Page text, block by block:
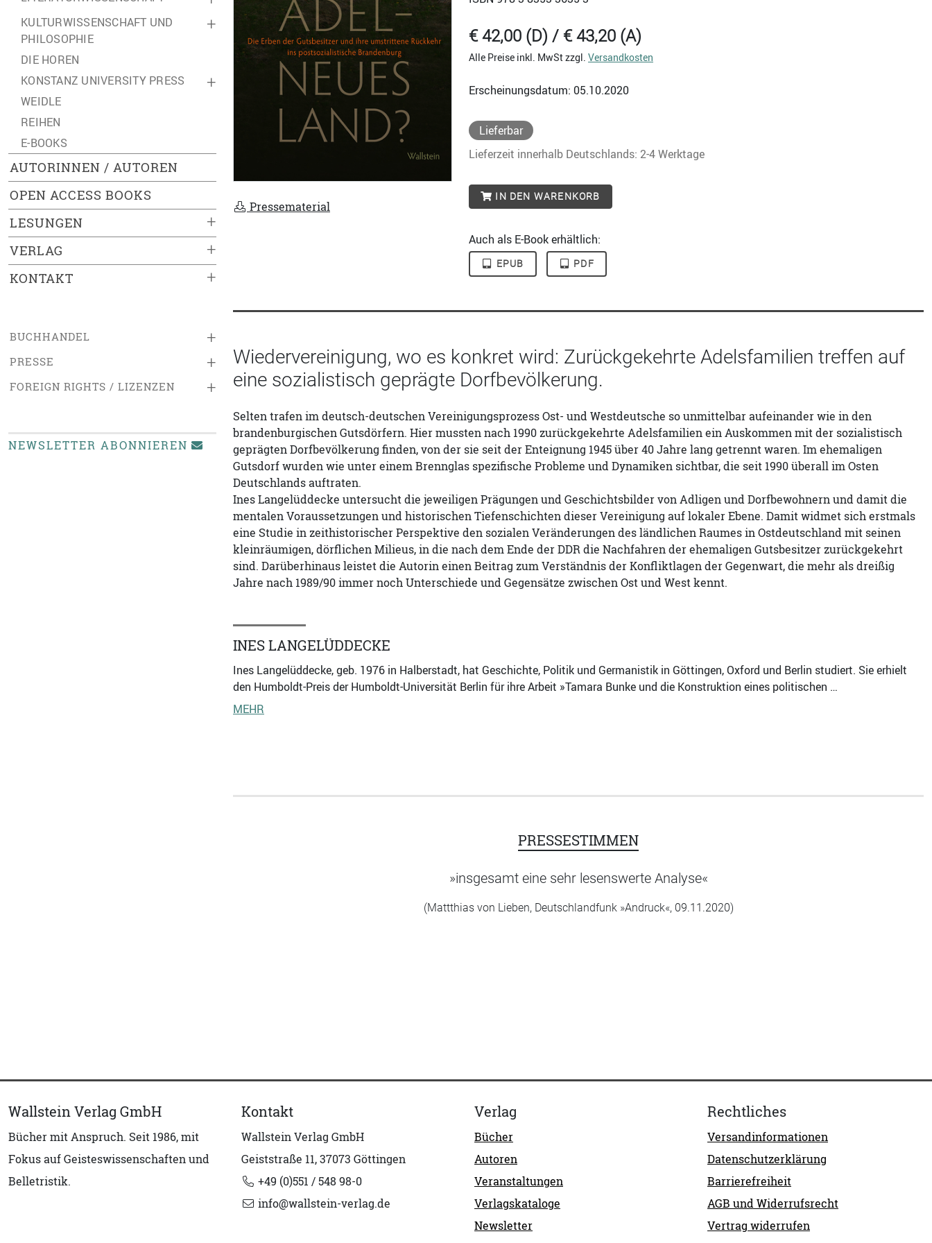
+
KULTURWISSENSCHAFT UND
PHILOSOPHIE
DIE HOREN
+
KONSTANZ UNIVERSITY PRESS
WEIDLE
REIHEN
E-BOOKS
AUTORINNEN / AUTOREN
OPEN ACCESS BOOKS
+
LESUNGEN
+
VERLAG
+
KONTAKT
+
BUCHHANDEL
+
PRESSE
+
FOREIGN RIGHTS / LIZENZEN
NEWSLETTER ABONNIEREN
Pressematerial
€ 42,00 (D) / € 43,20 (A)
Alle Preise inkl. MwSt zzgl. Versandkosten
Erscheinungsdatum: 05.10.2020
Lieferbar
Lieferzeit innerhalb Deutschlands: 2-4 Werktage
IN DEN WARENKORB
Auch als E-Book erhältlich:
EPUB PDF
Wiedervereinigung, wo es konkret wird: Zurückgekehrte Adelsfamilien treffen auf
eine sozialistisch geprägte Dorfbevölkerung.
Selten trafen im deutsch-deutschen Vereinigungsprozess Ost- und Westdeutsche so unmittelbar aufeinander wie in den
brandenburgischen Gutsdörfern. Hier mussten nach 1990 zurückgekehrte Adelsfamilien ein Auskommen mit der sozialistisch
geprägten Dorfbevölkerung finden, von der sie seit der Enteignung 1945 über 40 Jahre lang getrennt waren. Im ehemaligen
Gutsdorf wurden wie unter einem Brennglas spezifische Probleme und Dynamiken sichtbar, die seit 1990 überall im Osten
Deutschlands auftraten.
Ines Langelüddecke untersucht die jeweiligen Prägungen und Geschichtsbilder von Adligen und Dorfbewohnern und damit die
mentalen Voraussetzungen und historischen Tiefenschichten dieser Vereinigung auf lokaler Ebene. Damit widmet sich erstmals
eine Studie in zeithistorischer Perspektive den sozialen Veränderungen des ländlichen Raumes in Ostdeutschland mit seinen
kleinräumigen, dörflichen Milieus, in die nach dem Ende der DDR die Nachfahren der ehemaligen Gutsbesitzer zurückgekehrt
sind. Darüberhinaus leistet die Autorin einen Beitrag zum Verständnis der Konfliktlagen der Gegenwart, die mehr als dreißig
Jahre nach 1989/90 immer noch Unterschiede und Gegensätze zwischen Ost und West kennt.
INES LANGELÜDDECKE
Ines Langelüddecke, geb. 1976 in Halberstadt, hat Geschichte, Politik und Germanistik in Göttingen, Oxford und Berlin studiert. Sie erhielt
den Humboldt-Preis der Humboldt-Universität Berlin für ihre Arbeit »Tamara Bunke und die Konstruktion eines politischen …
MEHR
PRESSESTIMMEN
»insgesamt eine sehr lesenswerte Analyse«
(Mattthias von Lieben, Deutschlandfunk »Andruck«, 09.11.2020)
Wallstein Verlag GmbH
Bücher mit Anspruch. Seit 1986, mit
Fokus auf Geisteswissenschaften und
Belletristik.
Kontakt
Wallstein Verlag GmbH
Geiststraße 11, 37073 Göttingen
+49 (0)551 / 548 98-0
info@wallstein-verlag.de
Verlag
Bücher
Autoren
Veranstaltungen
Verlagskataloge
Newsletter
Rechtliches
Versandinformationen
Datenschutzerklärung
Barrierefreiheit
AGB und Widerrufsrecht
Vertrag widerrufen